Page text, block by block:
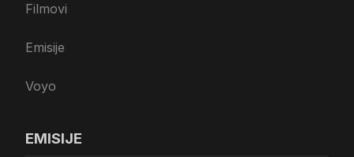
Filmovi
Emisije
Voyo
EMISIJE